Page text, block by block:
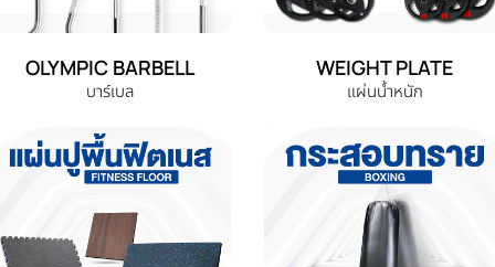
OLYMPIC BARBELL
บาร์เบล
WEIGHT PLATE
แผ่นน้ำหนัก